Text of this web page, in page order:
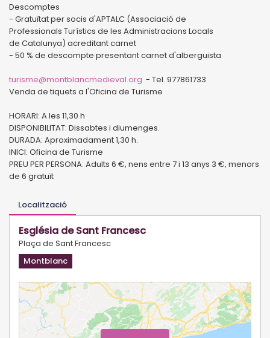
Descomptes
- Gratuïtat per socis d'APTALC (Associació de
Professionals Turístics de les Administracions Locals
de Catalunya) acreditant carnet
- 50 % de descompte presentant carnet d'alberguista
turisme@montblancmedieval.org - Tel. 977861733
Venda de tiquets a l'Oficina de Turisme
HORARI: A les 11,30 h
DISPONIBILITAT: Dissabtes i diumenges.
DURADA: Aproximadament 1,30 h.
INICI: Oficina de Turisme
PREU PER PERSONA: Adults 6 €, nens entre 7 i 13 anys 3 €, menors
de 6 gratuït
Localització
Església de Sant Francesc
Plaça de Sant Francesc
Montblanc